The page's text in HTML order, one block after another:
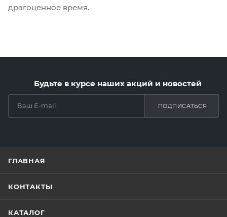
драгоценное время.
Будьте в курсе наших акций и новостей
ПОДПИСАТЬСЯ
ГЛАВНАЯ
КОНТАКТЫ
КАТАЛОГ